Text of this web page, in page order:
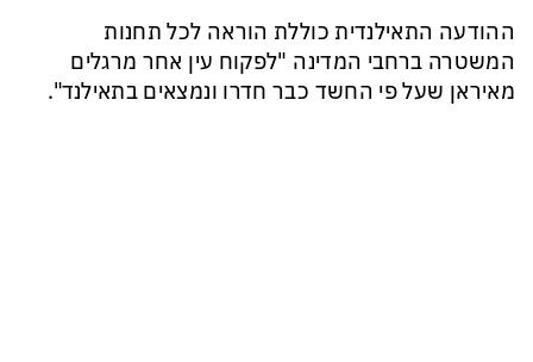
ההודעה התאילנדית כוללת הוראה לכל תחנות
המשטרה ברחבי המדינה "לפקוח עין אחר מרגלים
מאיראן שעל פי החשד כבר חדרו ונמצאים בתאילנד".